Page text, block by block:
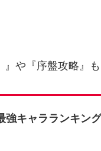
や『序盤攻略』
強キャラランキン